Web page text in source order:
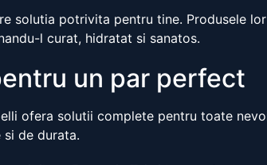
solutia potrivita pentru tine. Produsele
l curat, hidratat si sanatos.
un par perfect
ofera solutii complete pentru toate
de durata.